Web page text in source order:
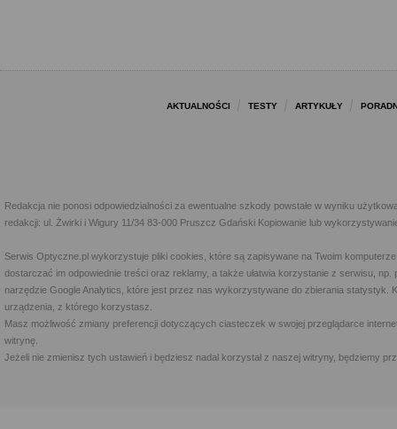
AKTUALNOŚCI TESTY ARTYKUŁY
Redakcja nie ponosi odpowiedzialności za ewentualne szkody powstałe w wyniku
redakcji: ul. Żwirki i Wigury 11/34 83-000 Pruszcz Gdański Kopiowanie lub
Serwis Optyczne.pl wykorzystuje pliki cookies, które są zapisywane na Twoim
dostarczać im odpowiednie treści oraz reklamy, a także ułatwia korzystanie z serwisu,
narzędzie Google Analytics, które jest przez nas wykorzystywane do zbierania statystyk.
urządzenia, z którego korzystasz.
Masz możliwość zmiany preferencji dotyczących ciasteczek w swojej przeglądarce
witrynę.
Jeżeli nie zmienisz tych ustawień i będziesz nadal korzystał z naszej witryny, będziemy